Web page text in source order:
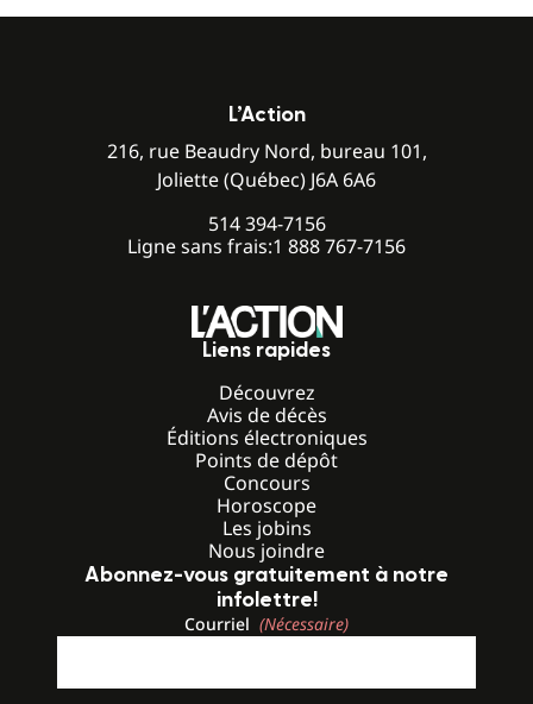
L’Action
216, rue Beaudry Nord, bureau 101,
Joliette (Québec) J6A 6A6
514 394-7156
Ligne sans frais:1 888 767-7156
Liens rapides
Découvrez
Avis de décès
Éditions électroniques
Points de dépôt
Concours
Horoscope
Les jobins
Nous joindre
Abonnez-vous gratuitement à notre
infolettre!
Courriel (Nécessaire)